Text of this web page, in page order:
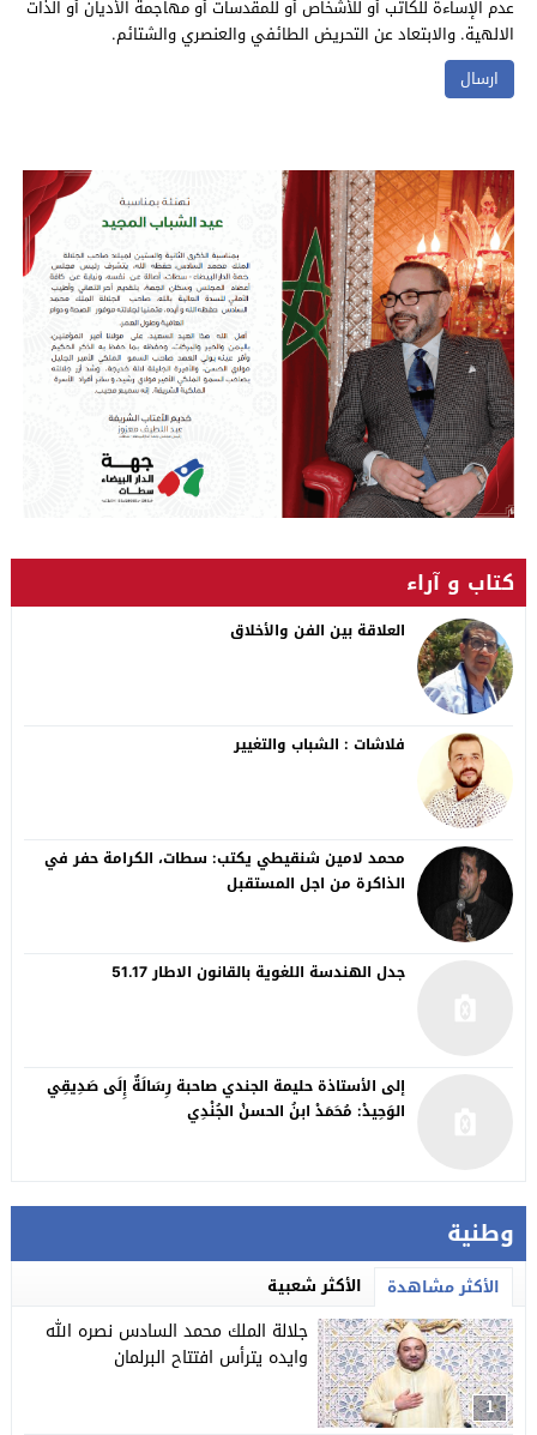
عدم الإساءة للكاتب أو للأشخاص أو للمقدسات أو مهاجمة الأديان أو الذات
الالهية. والابتعاد عن التحريض الطائفي والعنصري والشتائم.
وطنية
الأكثر مشاهدة الأكثر شعبية
1
جلالة الملك محمد السادس نصره الله
وايده يترأس افتتاح البرلمان
كتاب و آراء
العلاقة بين الفن والأخلاق
فلاشات : الشباب والتغيير
محمد لامين شنقيطي يكتب: سطات، الكرامة حفر في
الذاكرة من اجل المستقبل
جدل الهندسة اللغوية بالقانون الاطار 51.17
إلى الأستاذة حليمة الجندي صاحبة رِسَالَةٌ إِلَى صَدِيقِي
الوَحِيدْ: مُحَمَدْ ابنُ الحسنْ الجُنْدِي